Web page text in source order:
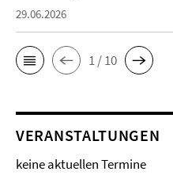
29.06.2026
1 / 10
VERANSTALTUNGEN
keine aktuellen Termine